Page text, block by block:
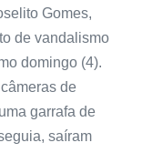
Gomes,
de vandalismo
domingo (4).
de
garrafa de
saíram